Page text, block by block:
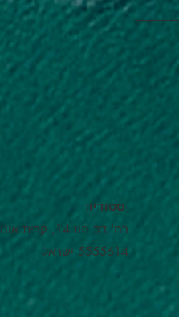
רח' דב הוז 14, קרית אונו
5555614 ישראל